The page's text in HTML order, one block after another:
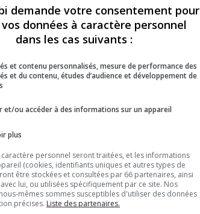
demande votre consentement pour
données à caractère personnel
dans les cas suivants :
et contenu personnalisés, mesure de performance des
et du contenu, études d’audience et développement de
et/ou accéder à des informations sur un appareil
plus
personnel seront traitées, et les informations
(cookies, identifiants uniques et autres types de
être stockées et consultées par 66 partenaires, ainsi
lui, ou utilisées spécifiquement par ce site. Nos
mêmes sommes susceptibles d'utiliser des données
précises. Liste des partenaires.